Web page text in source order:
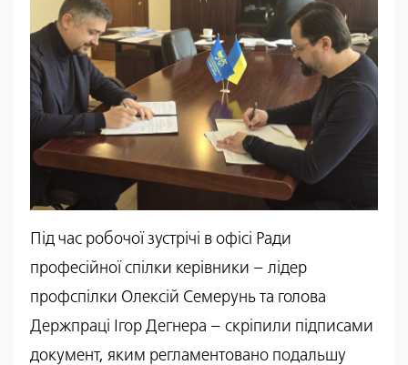
Під час робочої зустрічі в офісі Ради
професійної спілки керівники – лідер
профспілки Олексій Семерунь та голова
Держпраці Ігор Дегнера – скріпили підписами
документ, яким регламентовано подальшу